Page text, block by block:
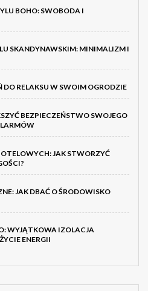
BOHO: SWOBODA I
SKANDYNAWSKIM: MINIMALIZM I
DO RELAKSU W SWOIM OGRODZIE
BEZPIECZEŃSTWO SWOJEGO
JAK STWORZYĆ
JAK DBAĆ O ŚRODOWISKO
WYJĄTKOWA IZOLACJA
ENERGII